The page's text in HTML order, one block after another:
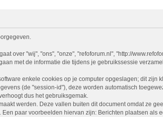
over "wij", "ons", "onze", "refoforum.nl", "http://
met de informatie die tijdens je gebruikssessie
enkele cookies op je computer opgeslagen; dit zijn
(de "session-id"), deze worden automatisch
dus het gebruiksgemak.
werden. Deze vallen buiten dit document omdat ze
paar voorbeelden hiervan zijn: Berichten plaatsen als